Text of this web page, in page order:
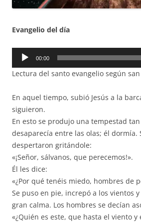
Evangelio del día
Reproductor
audio
00:00
Lectura del santo evangelio según
En aquel tiempo, subió Jesús a la
siguieron.
En esto se produjo una tempestad
desaparecía entre las olas; él dormía.
despertaron gritándole:
«¡Señor, sálvanos, que perecemos!».
Él les dice:
«¿Por qué tenéis miedo, hombres de
Se puso en pie, increpó a los vientos
gran calma. Los hombres se decían
«¿Quién es este, que hasta el viento y